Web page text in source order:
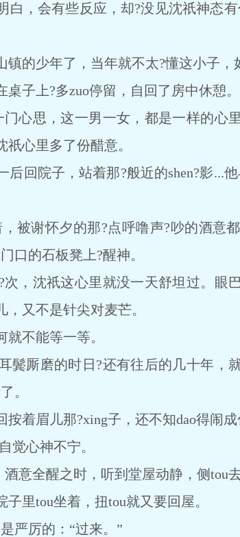
，会有些反应，却?没见沈祇神态有
少年了，当年就不太?懂这小子，
上?多zuo停留，自回了房中休憩。
思，这一男一女，都是一样的心
心里多了份醋意。
院子，站着那?般近的shen?影...他
谢怀夕的那?点呼噜声?吵的酒意都
口的石板凳上?醒神。
沈祇这心里就没一天舒坦过。眼巴
又不是针尖对麦芒。
不能等一等。
厮磨的时日?还有往后的几十年，
。
眉儿那?xing子，还不知dao得闹成
心神不宁。
全醒之时，听到堂屋动静，侧tou去
里tou坐着，扭tou就又要回屋。
厉的：“过来。”